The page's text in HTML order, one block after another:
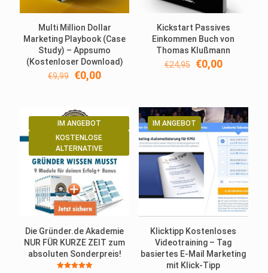
Multi Million Dollar
Marketing Playbook (Case
Study) – Appsumo
(Kostenloser Download)
€9,99 Ursprünglicher
Preis
€9,99
€0,00Aktueller
Kickstart Passives
Einkommen Buch von
Thomas Klußmann
€24,95 Ursprünglicher
Preis
€0,00Aktueller
IM ANGEBOT
KOSTENLOSE
ALTERNATIVE
Die Gründer.de Akademie
NUR FÜR KURZE ZEIT zum
absoluten Sonderpreis!
IM ANGEBOT
Klicktipp Kostenloses
Videotraining – Tag
basiertes E-Mail Marketing
mit Klick-Tipp